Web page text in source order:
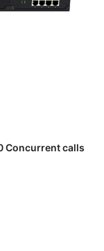
Concurrent calls